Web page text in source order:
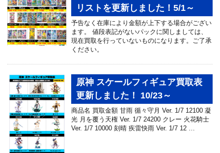
リストを更新しました！5/1～
予告なく在庫により金額が上下する場合がござい
ます。 値段表記がないパックに関しましては、
現在買取を行っていないものになります。ご了承
ください。
原神 スケールフィギュア買取表
更新しました！ 10/23～
商品名 買取金額 甘雨 循々守月 Ver. 1/7 12100 凝
光 月を覆う天権 Ver. 1/7 24200 クレー 火花騎士
Ver. 1/7 10000 刻晴 疾雷快雨 Ver. 1/7 12 …